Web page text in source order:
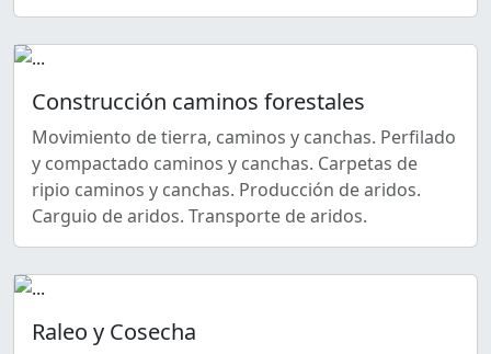
Construcción caminos forestales
Movimiento de tierra, caminos y canchas. Perfilado
y compactado caminos y canchas. Carpetas de
ripio caminos y canchas. Producción de aridos.
Carguio de aridos. Transporte de aridos.
Raleo y Cosecha